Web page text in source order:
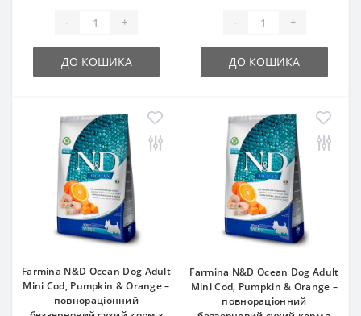
- +
ДО КОШИКА
- +
ДО КОШИКА
Farmina N&D Ocean Dog Adult
Mini Cod, Pumpkin & Orange –
повнораціонний
Farmina N&D Ocean Dog Adult
Mini Cod, Pumpkin & Orange –
повнораціонний